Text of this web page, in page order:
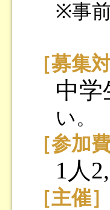
※事
［募集
中
い。
［参加費
1人
［主催］